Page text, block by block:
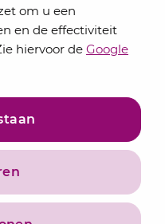
om u een
en de effectiviteit
hiervoor de Google